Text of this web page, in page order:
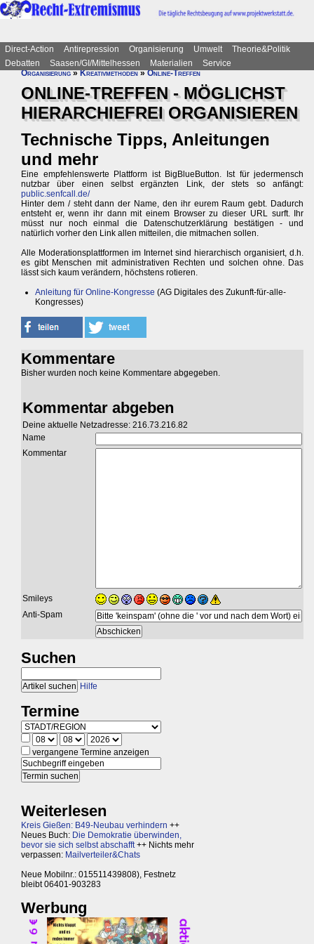
Direct-Action Antirepression Organisierung Umwelt
Theorie&Politik
Debatten
Saasen/GI/Mittelhessen Materialien
Service
Organisierung»Kreativmethoden»Online-Treffen
ONLINE-TREFFEN - MÖGLICHST
HIERARCHIEFREI ORGANISIEREN
Technische Tipps, Anleitungen
und mehr
Eine empfehlenswerte Plattform ist BigBlueButton. Ist für jedermensch
nutzbar über einen selbst ergänzten Link, der stets so anfängt:
public.senfcall.de/
Hinter dem / steht dann der Name, den ihr eurem Raum gebt. Dadurch
entsteht er, wenn ihr dann mit einem Browser zu dieser URL surft. Ihr
müsst nur noch einmal die Datenschutzerklärung bestätigen - und
natürlich vorher den Link allen mitteilen, die mitmachen sollen.
Alle Moderationsplattformen im Internet sind hierarchisch organisiert, d.h.
es gibt Menschen mit administrativen Rechten und solchen ohne. Das
lässt sich kaum verändern, höchstens rotieren.
Anleitung für Online-Kongresse (AG Digitales des Zukunft-für-alle-
Kongresses)
Kommentare
Bisher wurden noch keine Kommentare abgegeben.
Kommentar abgeben
Deine aktuelle Netzadresse: 216.73.216.82
Name
Kommentar
Smileys
Anti-Spam
Suchen
Hilfe
Termine
vergangene Termine anzeigen
Weiterlesen
Kreis Gießen: B49-Neubau verhindern ++
Neues Buch: Die Demokratie überwinden,
bevor sie sich selbst abschafft++ Nichts mehr
verpassen: Mailverteiler&Chats
Neue Mobilnr.: 015511439808), Festnetz
bleibt 06401-903283
Werbung